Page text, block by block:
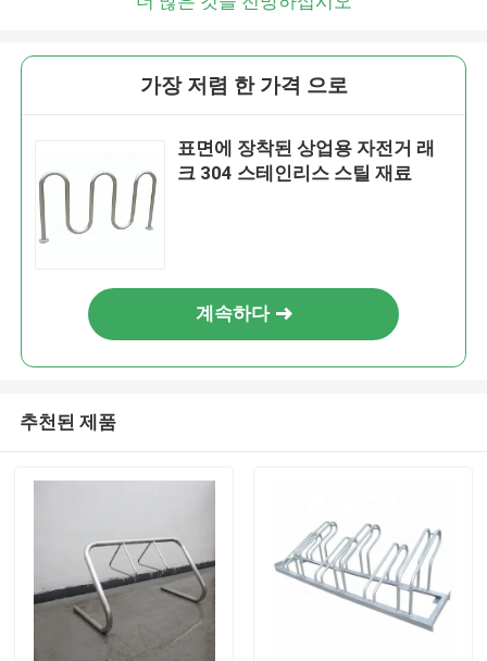
가장 저렴 한 가격 으로
표면에 장착된 상업용 자전거 래
크 304 스테인리스 스틸 재료
계속하다
추천된 제품